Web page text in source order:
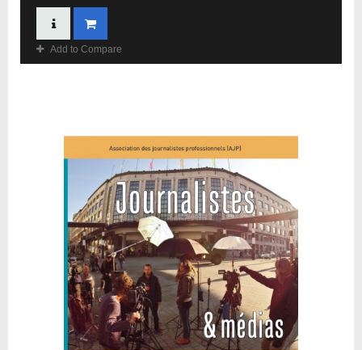
Add to Compare